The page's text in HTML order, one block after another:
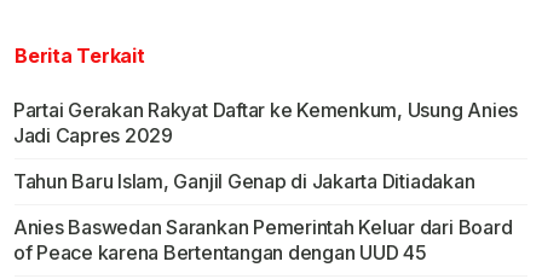
Berita Terkait
Partai Gerakan Rakyat Daftar ke Kemenkum, Usung Anies
Jadi Capres 2029
Tahun Baru Islam, Ganjil Genap di Jakarta Ditiadakan
Anies Baswedan Sarankan Pemerintah Keluar dari Board
of Peace karena Bertentangan dengan UUD 45